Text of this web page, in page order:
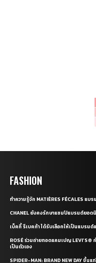
FASHION
ทำความรู้จัก MATIÈRES FÉCALES แบ
CHANEL ยังคงรักษาแชมป์แบรนด์ยอด
เบ็คกี้ รีเบคก้า ได้รับเลือกให้เป็นแบรนด์
ROSÉ ร่วมถ่ายทอดแคมเปญ LEVI’S®
เป็นตัวเอง
SPIDER-MAN: BRAND NEW DAY ขึ้